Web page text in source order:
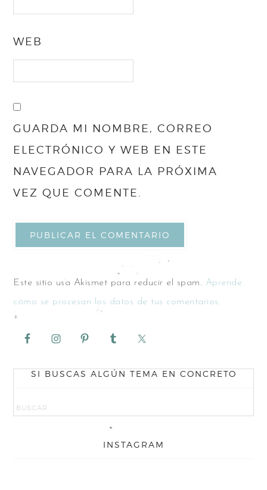
WEB
GUARDA MI NOMBRE, CORREO
ELECTRÓNICO Y WEB EN ESTE
NAVEGADOR PARA LA PRÓXIMA
VEZ QUE COMENTE.
Este sitio usa Akismet para reducir el spam. Aprende
cómo se procesan los datos de tus comentarios.
SI BUSCAS ALGÚN TEMA EN CONCRETO
INSTAGRAM